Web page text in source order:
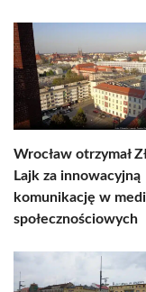
Wrocław otrzymał
Lajk za innowacyjną
komunikację w
społecznościowych